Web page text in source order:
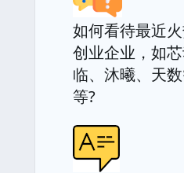
如何看待最近
创业企业，如
临、沐曦、天
等?